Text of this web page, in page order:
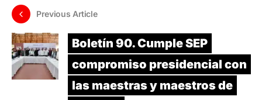
Previous Article
Boletín 90. Cumple SEP
compromiso presidencial con
las maestras y maestros de